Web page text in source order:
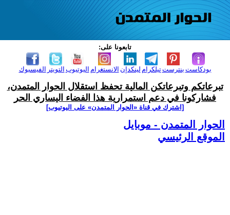
تابعونا على:
الفيسبوك التويتر اليوتيوب الانستغرام لينكدإن تيلكرامبنترست بودكاست
تبرعاتكم وتبرعاتكن المالية تحفظ استقلال الحوار المتمدن،
فشاركونا في دعم استمرارية هذا الفضاء اليساري الحر
[اشترك في قناة ‫«الحوار المتمدن» على اليوتيوب]
الحوار المتمدن - موبايل
الموقع الرئيسي